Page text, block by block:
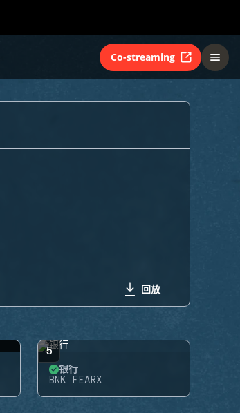
Co-streaming
回放
5
银行
BNK FEARX